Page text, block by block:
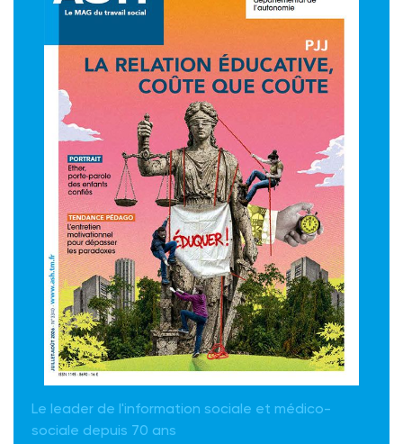
Le leader de l'information sociale et médico-
sociale depuis 70 ans